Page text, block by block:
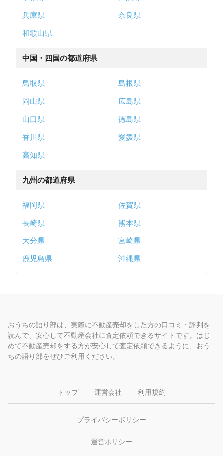
兵庫県
奈良県
和歌山県
中国・四国の都道府県
鳥取県
島根県
岡山県
広島県
山口県
徳島県
香川県
愛媛県
高知県
九州の都道府県
福岡県
佐賀県
長崎県
熊本県
大分県
宮崎県
鹿児島県
沖縄県
おうちの語り部は、実際に不動産売却をした方の口コミ・評判を
読んで、安心して不動産会社に査定依頼できるサイトです。はじ
めて不動産売却をする方が安心して査定依頼できるように、おう
ちの語り部をぜひご利用ください。
トップ 運営会社 利用規約
プライバシーポリシー
運営ポリシー